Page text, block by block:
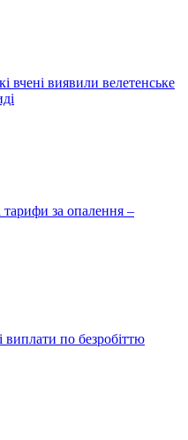
вчені виявили велетенське
тарифи за опалення –
виплати по безробіттю